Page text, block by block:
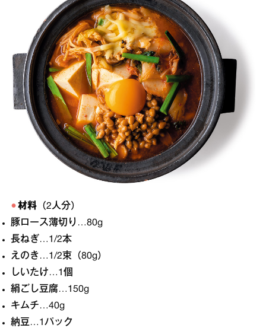
材料 （2人分）
豚ロース薄切り…80g
長ねぎ…1/2本
えのき…1/2束（80g）
しいたけ…1個
絹ごし豆腐…150g
キムチ…40g
納豆…1パック